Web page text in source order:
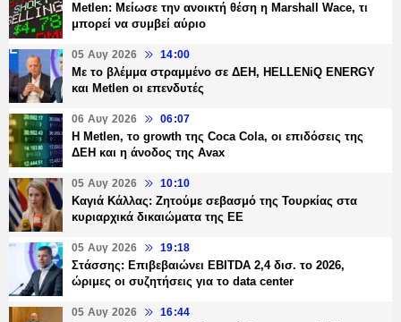
Metlen: Μείωσε την ανοικτή θέση η Marshall Wace, τι
μπορεί να συμβεί αύριο
05 Αυγ 2026 14:00
Με το βλέμμα στραμμένο σε ΔΕΗ, HELLENiQ ENERGY
και Metlen οι επενδυτές
06 Αυγ 2026 06:07
H Metlen, το growth της Coca Cola, οι επιδόσεις της
ΔΕΗ και η άνοδος της Avax
05 Αυγ 2026 10:10
Καγιά Κάλλας: Ζητούμε σεβασμό της Τουρκίας στα
κυριαρχικά δικαιώματα της ΕΕ
05 Αυγ 2026 19:18
Στάσσης: Επιβεβαιώνει EBITDA 2,4 δισ. το 2026,
ώριμες οι συζητήσεις για το data center
05 Αυγ 2026 16:44